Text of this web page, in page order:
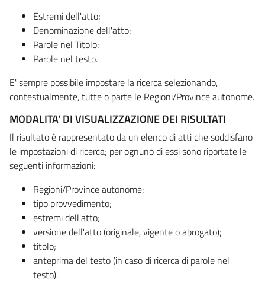
Estremi dell'atto;
Denominazione dell'atto;
Parole nel Titolo;
Parole nel testo.
E' sempre possibile impostare la ricerca selezionando,
contestualmente, tutte o parte le Regioni/Province autonome.
MODALITA' DI VISUALIZZAZIONE DEI RISULTATI
Il risultato è rappresentato da un elenco di atti che soddisfano
le impostazioni di ricerca; per ognuno di essi sono riportate le
seguenti informazioni:
Regioni/Province autonome;
tipo provvedimento;
estremi dell'atto;
versione dell'atto (originale, vigente o abrogato);
titolo;
anteprima del testo (in caso di ricerca di parole nel
testo).